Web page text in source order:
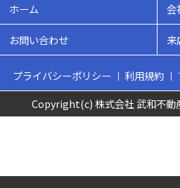
ホーム 会
お問い合わせ 来
プライバシーポリシー 利用規約
Copyright(c) 株式会社 武和不